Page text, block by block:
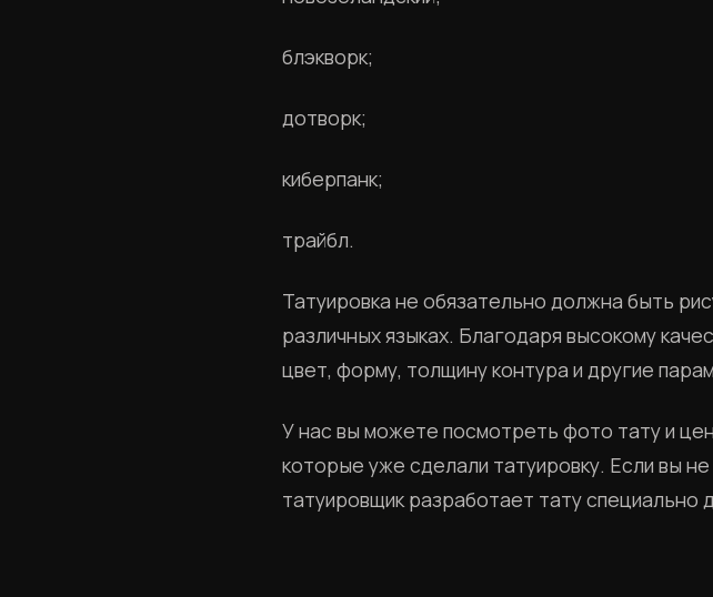
блэкворк;
дотворк;
киберпанк;
трайбл.
Татуировка не обязательно должна быть
различных языках. Благодаря высокому
цвет, форму, толщину контура и другие
У нас вы можете посмотреть фото тату и
которые уже сделали татуировку. Если вы
татуировщик разработает тату специально